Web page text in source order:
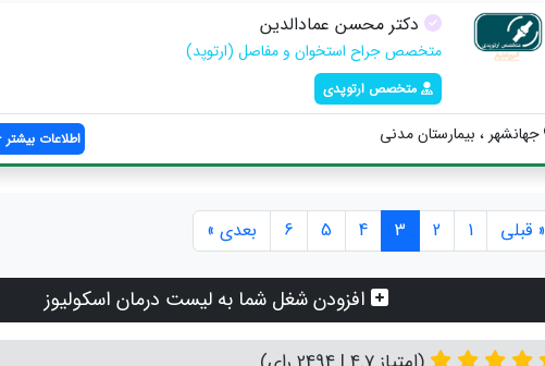
دکتر محسن عمادالدین
متخصص جراح استخوان و مفاصل (ارتوپد)
متخصص ارتوپدی
جهانشهر ، بیمارستان مدنی اطلاعات بیشتر
« قبلی 1
2
3
4
5
6 بعدی »
افزودن شغل شما به لیست درمان اسکولیوز